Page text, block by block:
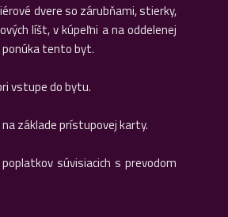
dvere so zárubňami, stierky,
líšt, v kúpeľni a na oddelenej
ponúka tento byt.
vstupe do bytu.
základe prístupovej karty.
súvisiacich s prevodom